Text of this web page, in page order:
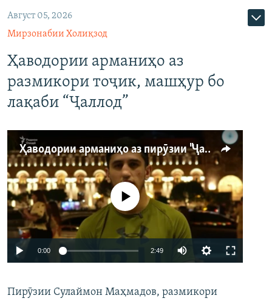
Август 05, 2026
Мирзонабии Холиқзод
Ҳаводории арманиҳо аз
размикори тоҷик, машҳур бо
лақаби “Ҷаллод”
Ҳаводории арманиҳо аз пирӯзии "Ҷаллод"-и тоҷик
Феълан кор намекунад
0:00 2:49
360p
Пирӯзии Сулаймон Маҳмадов, размикори